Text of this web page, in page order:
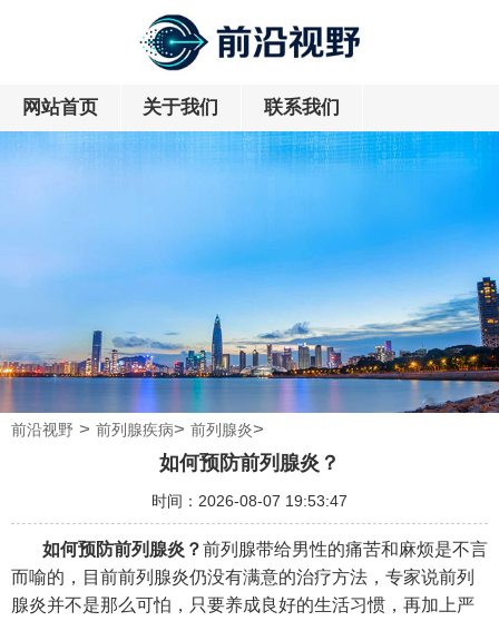
网站首页 关于我们 联系我们
前沿视野 > 前列腺疾病> 前列腺炎>
如何预防前列腺炎？
时间：2026-08-07 19:53:47
如何预防前列腺炎？前列腺带给男性的痛苦和麻烦是不言
而喻的，目前前列腺炎仍没有满意的治疗方法，专家说前列
腺炎并不是那么可怕，只要养成良好的生活习惯，再加上严